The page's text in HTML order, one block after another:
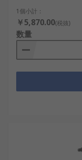
バッテリ吊り上げ
フターを使用すれ
プして持ち運びで
テリリフターを使
て、 作業している
テリの酸漏れを防
1個小計：
￥5,870.00(税抜)
数量